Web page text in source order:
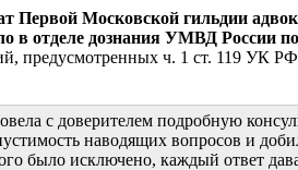
Первой Московской гильдии
в отделе дознания УМВД России
предусмотренных ч. 1 ст. 119 УК
с доверителем подробную
наводящих вопросов и
было исключено, каждый ответ